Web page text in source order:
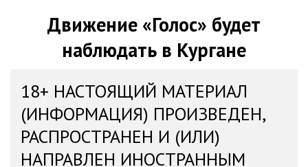
Движение «Голос» будет
наблюдать в Кургане
18+ НАСТОЯЩИЙ МАТЕРИАЛ
(ИНФОРМАЦИЯ) ПРОИЗВЕДЕН,
РАСПРОСТРАНЕН И (ИЛИ)
НАПРАВЛЕН ИНОСТРАННЫМ